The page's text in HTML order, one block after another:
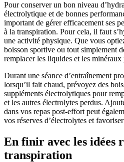
Pour conserver un bon niveau
électrolytique et de bonnes
important de gérer efficacement ses
à la transpiration. Pour cela, il faut
une activité physique. Que vous
boisson sportive ou tout simplement
remplacer les liquides et les minéraux
Durant une séance d’entraînement
lorsqu’il fait chaud, prévoyez des
suppléments électrolytiques pour
et les autres électrolytes perdus.
dans vos repas post-effort peut
vos réserves d’électrolytes et
En finir avec les idées
transpiration